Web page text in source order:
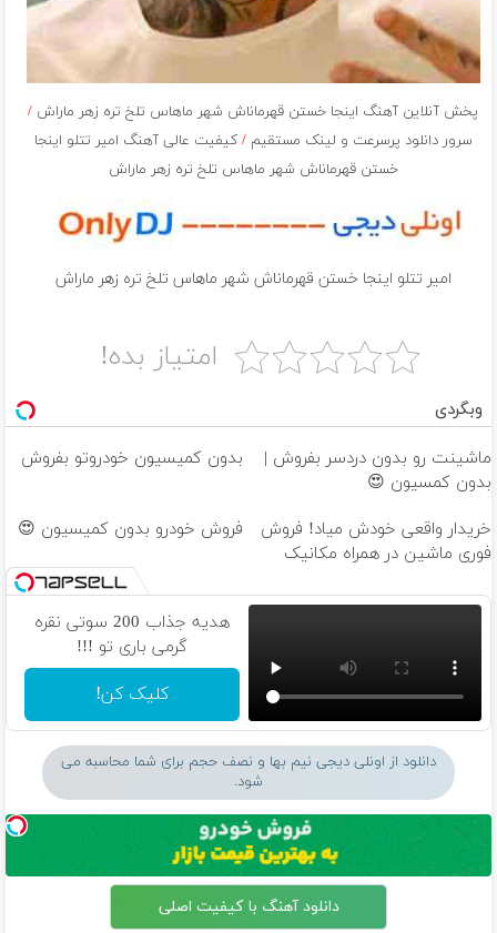
پخش آنلاین آهنگ اینجا خستن قهرماناش شهر ماهاس تلخ تره زهر ماراش /
سرور دانلود پرسرعت و لینک مستقیم/ کیفیت عالی آهنگ امیر تتلو اینجا
خستن قهرماناش شهر ماهاس تلخ تره زهر ماراش
امیر تتلو اینجا خستن قهرماناش شهر ماهاس تلخ تره زهر ماراش
امتیاز بده!
وبگردی
ماشینت رو بدون دردسر بفروش |
بدون کمسیون 😍
بدون کمیسیون خودروتو بفروش
خریدار واقعی خودش میاد! فروش
فوری ماشین در همراه مکانیک
فروش خودرو بدون کمیسیون 😍
هدیه جذاب 200 سوتی نقره
گرمی باری تو !!!
کلیک کن!
دانلود از اونلی دیجی نیم بها و نصف حجم برای شما محاسبه می
شود.
دانلود آهنگ با کیفیت اصلی